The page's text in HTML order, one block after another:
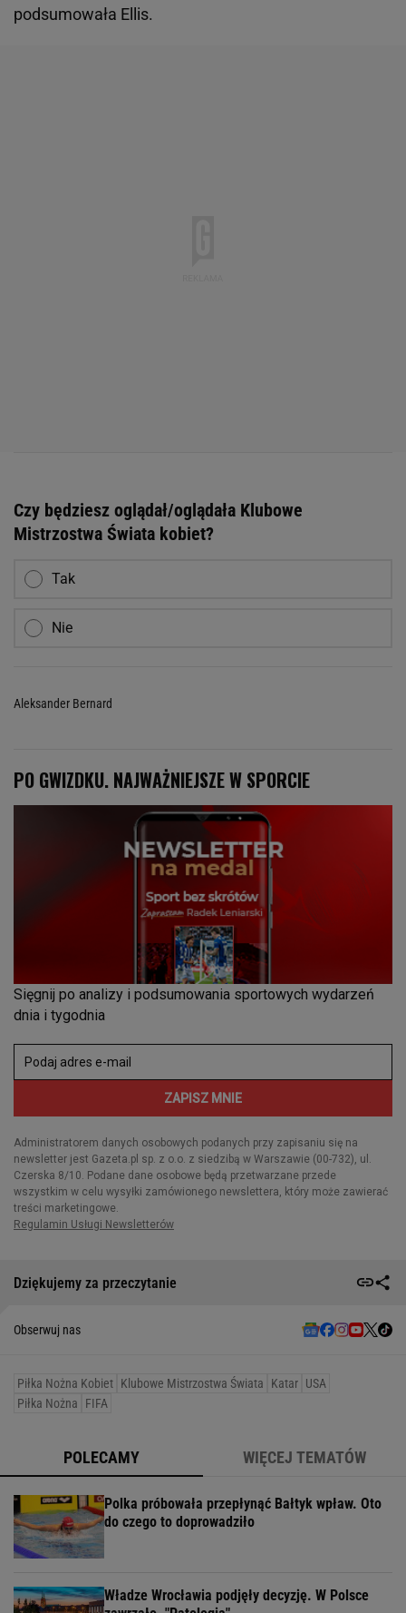
podsumowała Ellis.
Czy będziesz oglądał/oglądała Klubowe
Mistrzostwa Świata kobiet?
Tak
Nie
Aleksander Bernard
Dziękujemy za przeczytanie
Obserwuj nas
Piłka Nożna Kobiet Klubowe Mistrzostwa Świata Katar USA
Piłka Nożna
FIFA
POLECAMY WIĘCEJ TEMATÓW
Polka próbowała przepłynąć Bałtyk wpław. Oto
do czego to doprowadziło
Władze Wrocławia podjęły decyzję. W Polsce